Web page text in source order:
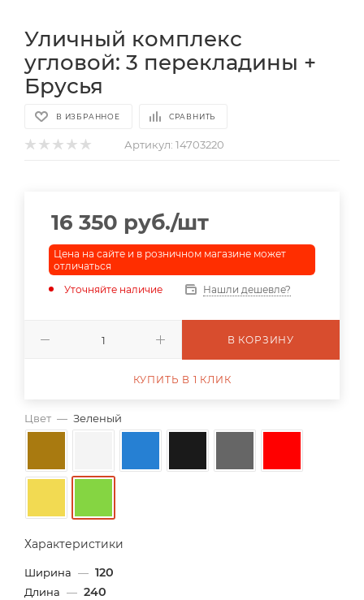
Уличный комплекс
угловой: 3 перекладины +
Брусья
В ИЗБРАННОЕ СРАВНИТЬ
Артикул: 14703220
Цвет — Зеленый
Характеристики
Ширина — 120
Длина — 240
16 350 руб./шт
Цена на сайте и в розничном магазине может
отличаться
Уточняйте наличие
Нашли дешевле?
В КОРЗИНУ
КУПИТЬ В 1 КЛИК